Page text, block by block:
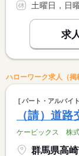
土曜日，日
求
ハローワーク求人（掲
パート・アルバイト
（請）道
ケービックス 株
群馬県高